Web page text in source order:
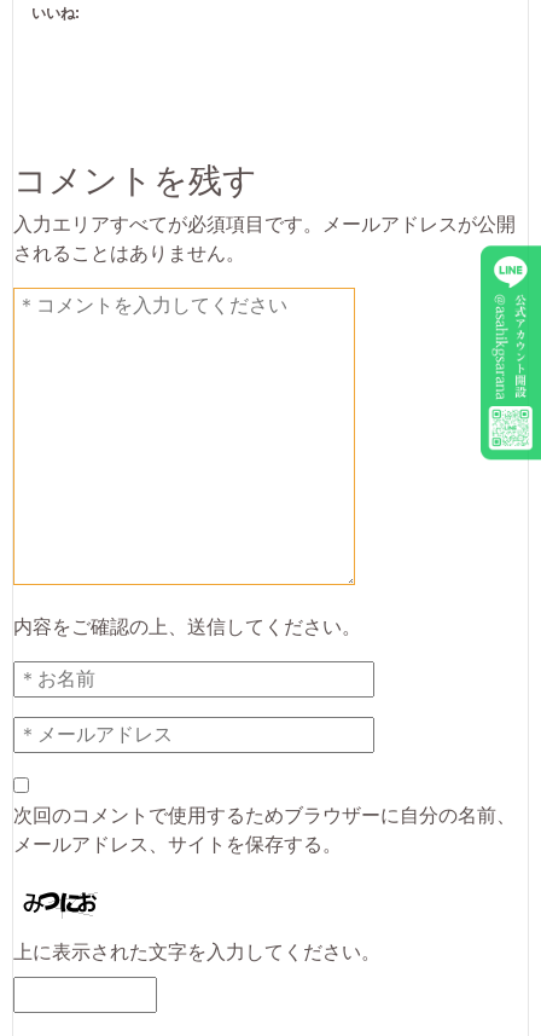
いいね:
コメントを残す
入力エリアすべてが必須項目です。メールアドレスが公開
されることはありません。
内容をご確認の上、送信してください。
次回のコメントで使用するためブラウザーに自分の名前、
メールアドレス、サイトを保存する。
上に表示された文字を入力してください。